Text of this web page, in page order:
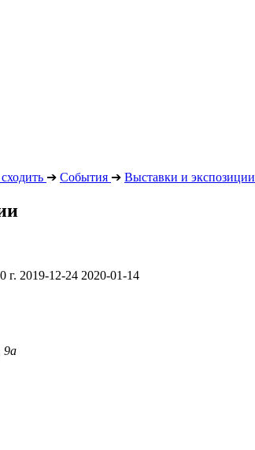
➔ События ➔ Выставки и экспозиции
г. 2019-12-24 2020-01-14
9а